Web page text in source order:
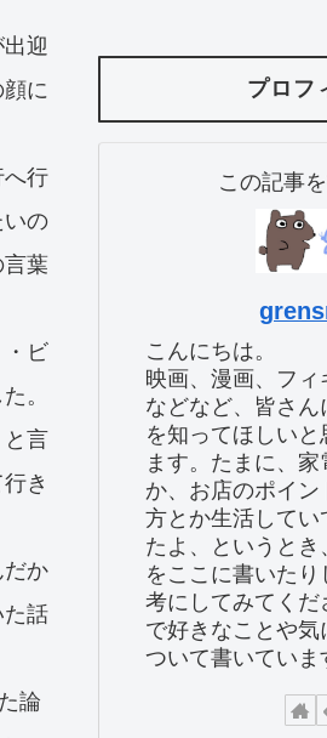
迎
に
行
の
葉
ビ
。
言
き
か
話
論
プロフ
この記事
こんにちは。
映画、漫画、フ
などなど、皆さん
を知ってほしい
ます。たまに、家
か、お店のポイ
方とか生活してい
たよ、というと
をここに書いた
考にしてみてくだ
で好きなことや
ついて書いていま